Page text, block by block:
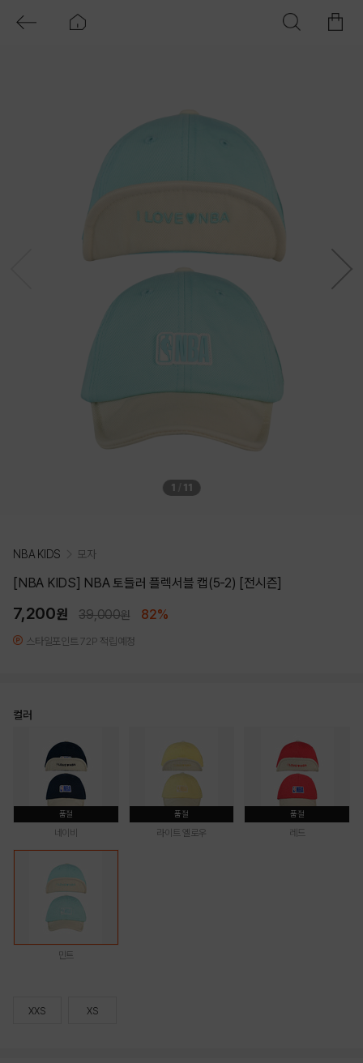
1 11
NBA KIDS 모자
[NBA KIDS] NBA 토들러 플렉서블 캡(5-2) [전시즌]
7,200원 39,000원 82%
스타일포인트 72P 적립예정
컬러
품절
네이비
품절
라이트 옐로우
품절
레드
민트
XXS XS